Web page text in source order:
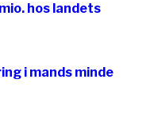
hos landets
i mands minde